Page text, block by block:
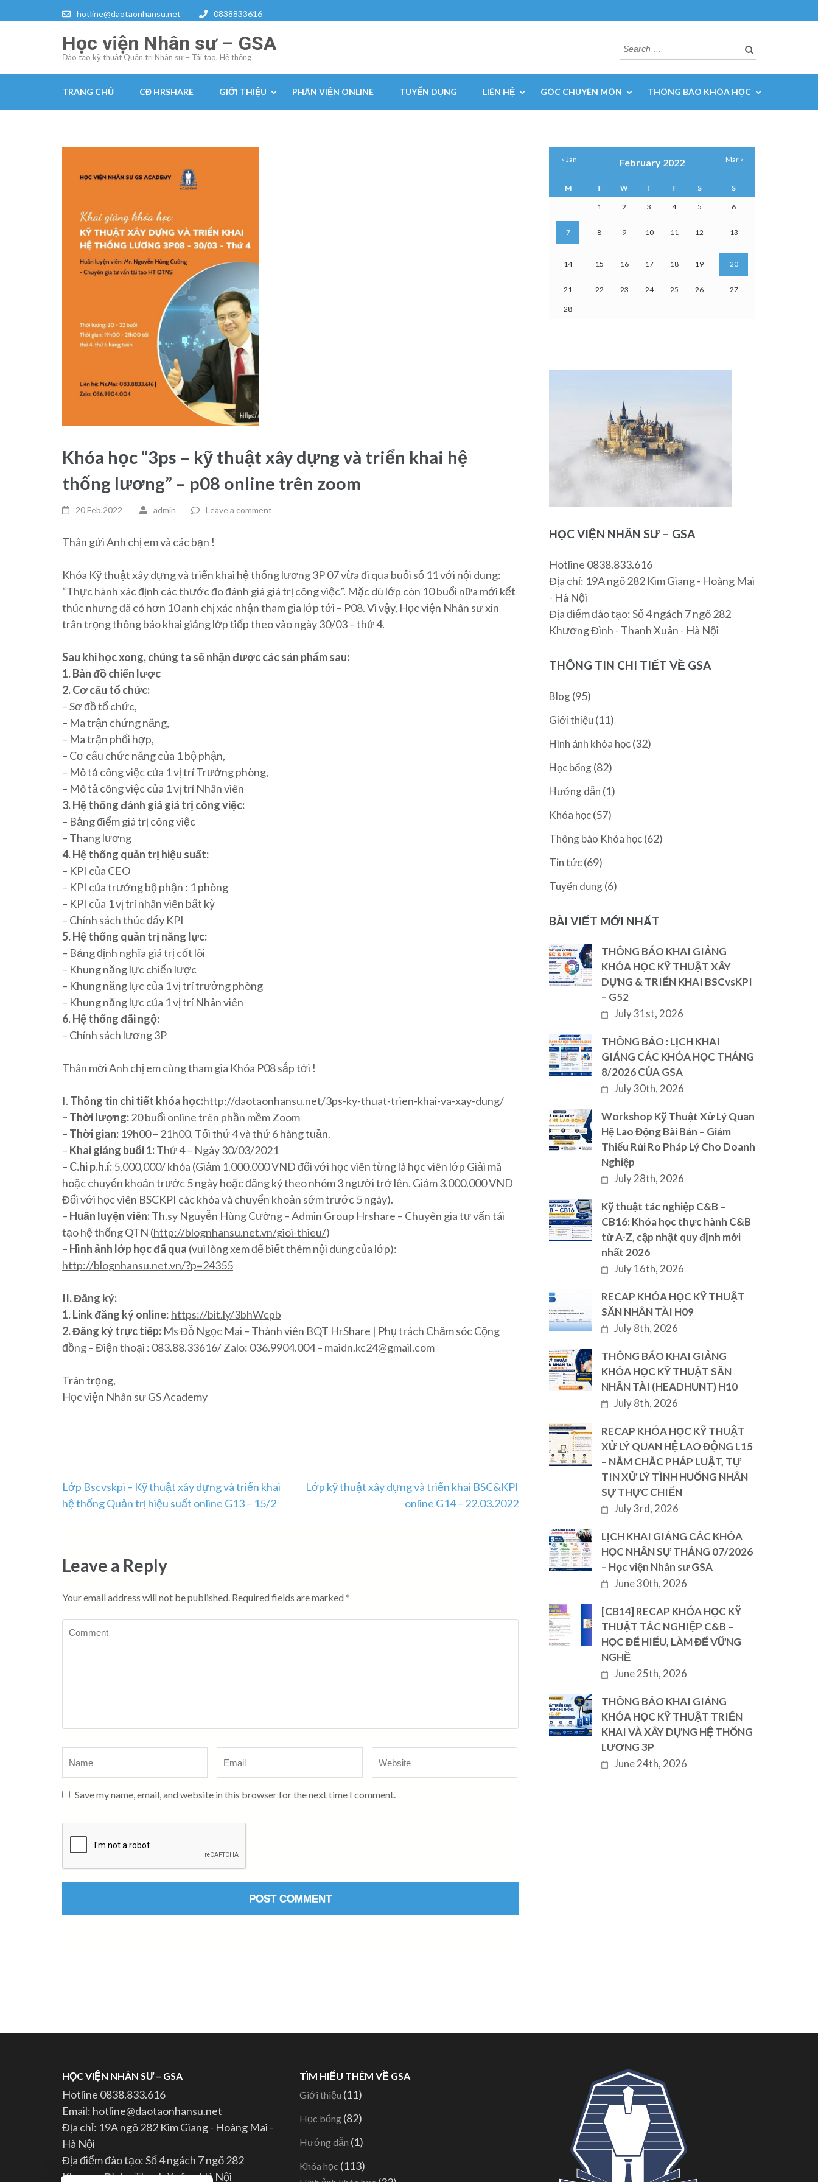
to
Enter)
hotline@daotaonhansu.net 0838833616
Học viện Nhân sư – GSA
Đào tạo kỹ thuật Quản trị Nhân sự – Tái tạo, Hệ thống
Search
for:
TRANG CHỦ CĐ HRSHARE GIỚI THIỆU PHÂN VIỆN ONLINE TUYỂN DỤNG LIÊN HỆ GÓC CHUYÊN MÔN THÔNG BÁO KHÓA HỌC
Khóa học “3ps – kỹ thuật xây dựng và triển khai hệ
thống lương” – p08 online trên zoom
20 Feb,2022 admin Leave a comment
Thân gửi Anh chị em và các bạn !
Khóa Kỹ thuật xây dựng và triển khai hệ thống lương 3P 07 vừa đi qua buổi số 11 với nội dung:
“Thực hành xác định các thước đo đánh giá giá trị công việc”. Mặc dù lớp còn 10 buổi nữa mới kết
thúc nhưng đã có hơn 10 anh chị xác nhận tham gia lớp tới – P08. Vì vậy, Học viện Nhân sư xin
trân trọng thông báo khai giảng lớp tiếp theo vào ngày 30/03 – thứ 4.
Sau khi học xong, chúng ta sẽ nhận được các sản phẩm sau:
1. Bản đồ chiến lược
2. Cơ cấu tổ chức:
– Sơ đồ tổ chức,
– Ma trận chứng năng,
– Ma trận phối hợp,
– Cơ cấu chức năng của 1 bộ phận,
– Mô tả công việc của 1 vị trí Trưởng phòng,
– Mô tả công việc của 1 vị trí Nhân viên
3. Hệ thống đánh giá giá trị công việc:
– Bảng điểm giá trị công việc
– Thang lương
4. Hệ thống quản trị hiệu suất:
– KPI của CEO
– KPI của trưởng bộ phận : 1 phòng
– KPI của 1 vị trí nhân viên bất kỳ
– Chính sách thúc đẩy KPI
5. Hệ thống quản trị năng lực:
– Bảng định nghĩa giá trị cốt lõi
– Khung năng lực chiến lược
– Khung năng lực của 1 vị trí trưởng phòng
– Khung năng lực của 1 vị trí Nhân viên
6. Hệ thống đãi ngộ:
– Chính sách lương 3P
Thân mời Anh chị em cùng tham gia Khóa P08 sắp tới !
I. Thông tin chi tiết khóa học:http://daotaonhansu.net/3ps-ky-thuat-trien-khai-va-xay-dung/
– Thời lượng:20 buổi online trên phần mềm Zoom
– Thời gian: 19h00 – 21h00. Tối thứ 4 và thứ 6 hàng tuần.
– Khai giảng buổi 1:Thứ 4 – Ngày 30/03/2021
– C.hi p.h.í:5,000,000/ khóa (Giảm 1.000.000 VND đối với học viên từng là học viên lớp Giải mã
hoặc chuyển khoản trước 5 ngày hoặc đăng ký theo nhóm 3 người trở lên. Giảm 3.000.000 VND
Đối với học viên BSCKPI các khóa và chuyển khoản sớm trước 5 ngày).
– Huấn luyện viên:Th.sy Nguyễn Hùng Cường – Admin Group Hrshare – Chuyên gia tư vấn tái
tạo hệ thống QTN (http://blognhansu.net.vn/gioi-thieu/)
– Hình ảnh lớp học đã qua (vui lòng xem để biết thêm nội dung của lớp):
http://blognhansu.net.vn/?p=24355
II. Đăng ký:
1. Link đăng ký online: https://bit.ly/3bhWcpb
2. Đăng ký trực tiếp: Ms Đỗ Ngọc Mai – Thành viên BQT HrShare | Phụ trách Chăm sóc Cộng
đồng – Điện thoại : 083.88.33616/ Zalo: 036.9904.004 – maidn.kc24@gmail.com
Trân trọng,
Học viện Nhân sư GS Academy
Post
navigation
Lớp Bscvskpi – Kỹ thuật xây dựng và triển khai
hệ thống Quản trị hiệu suất online G13 – 15/2
Lớp kỹ thuật xây dựng và triển khai BSC&KPI
online G14 – 22.03.2022
Leave a Reply
Your email address will not be published. Required fields are marked *
Save my name, email, and website in this browser for the next time I comment.
February 2022
M T W T F S S
1 2 3 4 5 6
7 8 9 10 11 12 13
14 15 16 17 18 19 20
21 22 23 24 25 26 27
28
« Jan Mar »
HỌC VIỆN NHÂN SƯ – GSA
Hotline 0838.833.616
Địa chỉ: 19A ngõ 282 Kim Giang - Hoàng Mai
- Hà Nội
Địa điểm đào tạo: Số 4 ngách 7 ngõ 282
Khương Đình - Thanh Xuân - Hà Nội
THÔNG TIN CHI TIẾT VỀ GSA
Blog(95)
Giới thiệu (11)
Hình ảnh khóa học(32)
Học bổng(82)
Hướng dẫn (1)
Khóa học(57)
Thông báo Khóa học(62)
Tin tức(69)
Tuyển dụng(6)
BÀI VIẾT MỚI NHẤT
THÔNG BÁO KHAI GIẢNG
KHÓA HỌC KỸ THUẬT XÂY
DỰNG & TRIỂN KHAI BSCvsKPI
– G52
July 31st, 2026
THÔNG BÁO : LỊCH KHAI
GIẢNG CÁC KHÓA HỌC THÁNG
8/2026 CỦA GSA
July 30th, 2026
Workshop Kỹ Thuật Xử Lý Quan
Hệ Lao Động Bài Bản – Giảm
Thiểu Rủi Ro Pháp Lý Cho Doanh
Nghiệp
July 28th, 2026
Kỹ thuật tác nghiệp C&B –
CB16: Khóa học thực hành C&B
từ A-Z, cập nhật quy định mới
nhất 2026
July 16th, 2026
RECAP KHÓA HỌC KỸ THUẬT
SĂN NHÂN TÀI H09
July 8th, 2026
THÔNG BÁO KHAI GIẢNG
KHÓA HỌC KỸ THUẬT SĂN
NHÂN TÀI (HEADHUNT) H10
July 8th, 2026
RECAP KHÓA HỌC KỸ THUẬT
XỬ LÝ QUAN HỆ LAO ĐỘNG L15
– NẮM CHẮC PHÁP LUẬT, TỰ
TIN XỬ LÝ TÌNH HUỐNG NHÂN
SỰ THỰC CHIẾN
July 3rd, 2026
LỊCH KHAI GIẢNG CÁC KHÓA
HỌC NHÂN SỰ THÁNG 07/2026
– Học viện Nhân sư GSA
June 30th, 2026
[CB14] RECAP KHÓA HỌC KỸ
THUẬT TÁC NGHIỆP C&B –
HỌC ĐỂ HIỂU, LÀM ĐỂ VỮNG
NGHỀ
June 25th, 2026
THÔNG BÁO KHAI GIẢNG
KHÓA HỌC KỸ THUẬT TRIỂN
KHAI VÀ XÂY DỰNG HỆ THỐNG
LƯƠNG 3P
June 24th, 2026
HỌC VIỆN NHÂN SƯ – GSA
Hotline 0838.833.616
Email: hotline@daotaonhansu.net
Địa chỉ: 19A ngõ 282 Kim Giang - Hoàng Mai -
Hà Nội
Địa điểm đào tạo: Số 4 ngách 7 ngõ 282
Khương Đình - Thanh Xuân - Hà Nội
TÌM HIỂU THÊM VỀ GSA
Giới thiệu (11)
Học bổng(82)
Hướng dẫn (1)
Khóa học (113)